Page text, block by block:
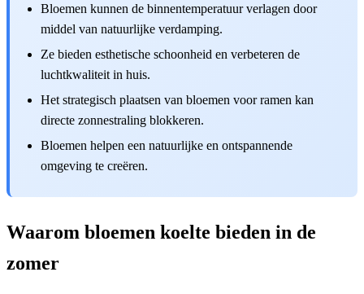
Bloemen kunnen de binnentemperatuur verlagen door
middel van natuurlijke verdamping.
Ze bieden esthetische schoonheid en verbeteren de
luchtkwaliteit in huis.
Het strategisch plaatsen van bloemen voor ramen kan
directe zonnestraling blokkeren.
Bloemen helpen een natuurlijke en ontspannende
omgeving te creëren.
Waarom bloemen koelte bieden in de
zomer